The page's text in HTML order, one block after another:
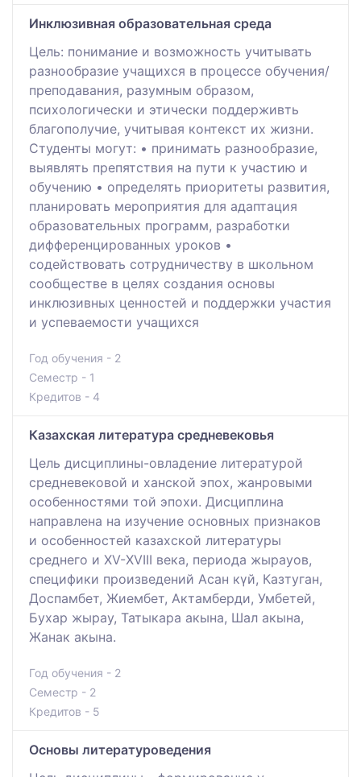
Инклюзивная образовательная среда
Цель: понимание и возможность учитывать
разнообразие учащихся в процессе обучения/
преподавания, разумным образом,
психологически и этически поддерживть
благополучие, учитывая контекст их жизни.
Студенты могут: • принимать разнообразие,
выявлять препятствия на пути к участию и
обучению • определять приоритеты развития,
планировать мероприятия для адаптация
образовательных программ, разработки
дифференцированных уроков •
содействовать сотрудничеству в школьном
сообществе в целях создания основы
инклюзивных ценностей и поддержки участия
и успеваемости учащихся
Год обучения - 2
Семестр - 1
Кредитов - 4
Казахская литература средневековья
Цель дисциплины-овладение литературой
средневековой и ханской эпох, жанровыми
особенностями той эпохи. Дисциплина
направлена на изучение основных признаков
и особенностей казахской литературы
среднего и ХV-ХVІІІ века, периода жырауов,
специфики произведений Асан күй, Казтуган,
Доспамбет, Жиембет, Актамберди, Умбетей,
Бухар жырау, Татыкара акына, Шал акына,
Жанак акына.
Год обучения - 2
Семестр - 2
Кредитов - 5
Основы литературоведения